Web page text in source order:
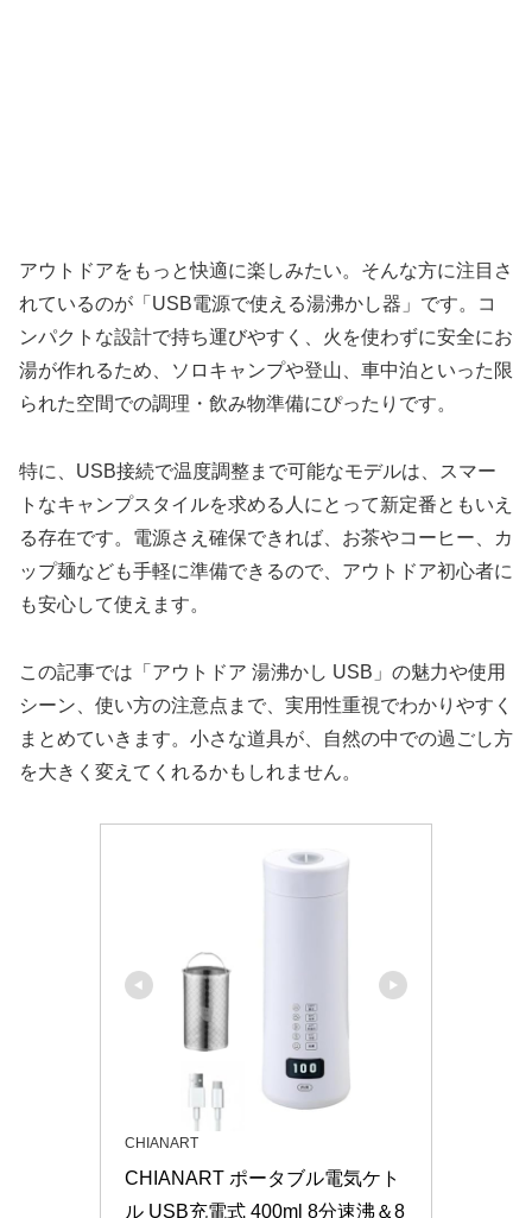
アウトドアをもっと快適に楽しみたい。そんな方に注目さ
れているのが「USB電源で使える湯沸かし器」です。コ
ンパクトな設計で持ち運びやすく、火を使わずに安全にお
湯が作れるため、ソロキャンプや登山、車中泊といった限
られた空間での調理・飲み物準備にぴったりです。
特に、USB接続で温度調整まで可能なモデルは、スマー
トなキャンプスタイルを求める人にとって新定番ともいえ
る存在です。電源さえ確保できれば、お茶やコーヒー、カ
ップ麺なども手軽に準備できるので、アウトドア初心者に
も安心して使えます。
この記事では「アウトドア 湯沸かし USB」の魅力や使用
シーン、使い方の注意点まで、実用性重視でわかりやすく
まとめていきます。小さな道具が、自然の中での過ごし方
を大きく変えてくれるかもしれません。
CHIANART
CHIANART ポータブル電気ケト
ル USB充電式 400ml 8分速沸＆8